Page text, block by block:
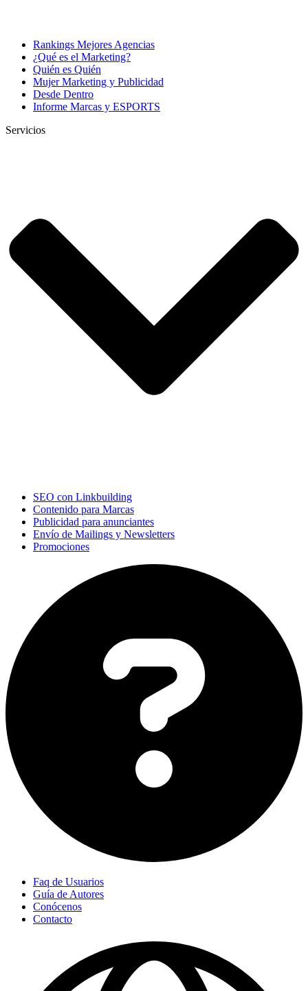
Rankings Mejores Agencias
¿Qué es el Marketing?
Quién es Quién
Mujer Marketing y Publicidad
Desde Dentro
Informe Marcas y ESPORTS
Servicios
SEO con Linkbuilding
Contenido para Marcas
Publicidad para anunciantes
Envío de Mailings y Newsletters
Promociones
Faq de Usuarios
Guía de Autores
Conócenos
Contacto